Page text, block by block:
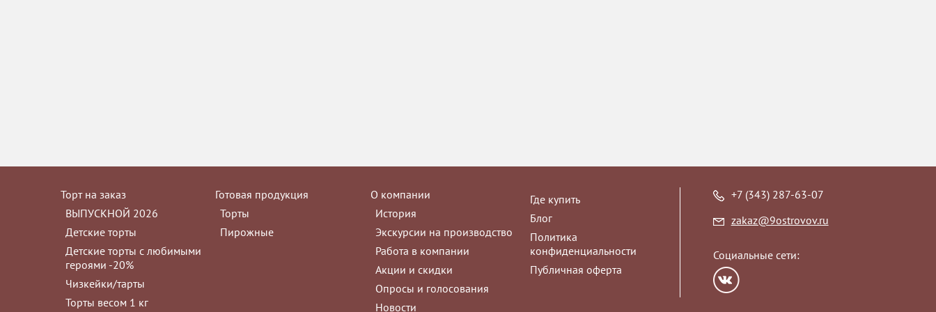
Вишнёвый лес
Покрытие начинки только кремовое.
Торт на заказ
ВЫПУСКНОЙ 2026
Детские торты
Детские торты с любимыми
героями -20%
Чизкейки/тарты
Торты весом 1 кг
Готовая продукция
Торты
Пирожные
О компании
История
Экскурсии на производство
Работа в компании
Акции и скидки
Опросы и голосования
Новости
Где купить
Блог
Политика
конфиденциальности
Публичная оферта
+7 (343) 287-63-07
zakaz@9ostrovov.ru
Социальные сети: